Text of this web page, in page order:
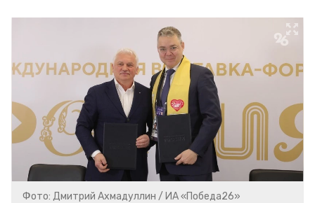
Фото: Дмитрий Ахмадуллин / ИА «Победа26»